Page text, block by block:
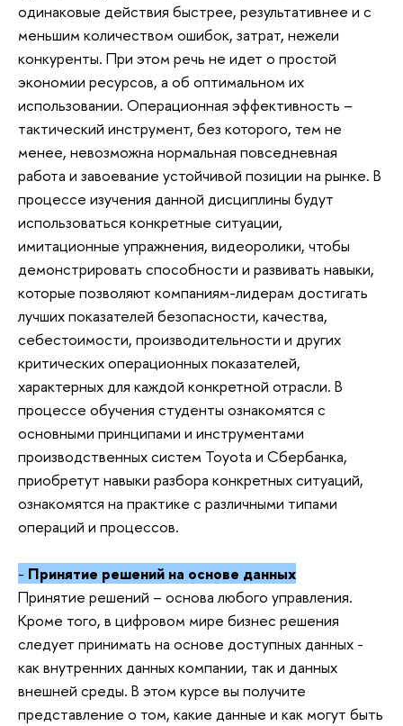
одинаковые действия быстрее, результативнее и с
меньшим количеством ошибок, затрат, нежели
конкуренты. При этом речь не идет о простой
экономии ресурсов, а об оптимальном их
использовании. Операционная эффективность –
тактический инструмент, без которого, тем не
менее, невозможна нормальная повседневная
работа и завоевание устойчивой позиции на рынке. В
процессе изучения данной дисциплины будут
использоваться конкретные ситуации,
имитационные упражнения, видеоролики, чтобы
демонстрировать способности и развивать навыки,
которые позволяют компаниям-лидерам достигать
лучших показателей безопасности, качества,
себестоимости, производительности и других
критических операционных показателей,
характерных для каждой конкретной отрасли. В
процессе обучения студенты ознакомятся с
основными принципами и инструментами
производственных систем Toyota и Сбербанка,
приобретут навыки разбора конкретных ситуаций,
ознакомятся на практике с различными типами
операций и процессов.
- Принятие решений на основе данных
Принятие решений – основа любого управления.
Кроме того, в цифровом мире бизнес решения
следует принимать на основе доступных данных -
как внутренних данных компании, так и данных
внешней среды. В этом курсе вы получите
представление о том, какие данные и как могут быть